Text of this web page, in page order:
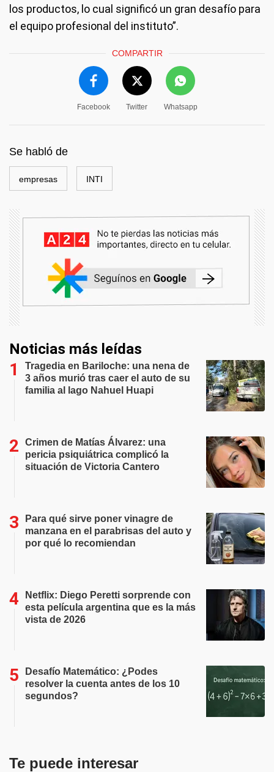
los productos, lo cual significó un gran desafío para
el equipo profesional del instituto”.
COMPARTIR
Facebook Twitter Whatsapp
Se habló de
empresas INTI
Noticias más leídas
Tragedia en Bariloche: una nena de
3 años murió tras caer el auto de su
familia al lago Nahuel Huapi
Crimen de Matías Álvarez: una
pericia psiquiátrica complicó la
situación de Victoria Cantero
Para qué sirve poner vinagre de
manzana en el parabrisas del auto y
por qué lo recomiendan
Netflix: Diego Peretti sorprende con
esta película argentina que es la más
vista de 2026
Desafío Matemático: ¿Podes
resolver la cuenta antes de los 10
segundos?
Te puede interesar